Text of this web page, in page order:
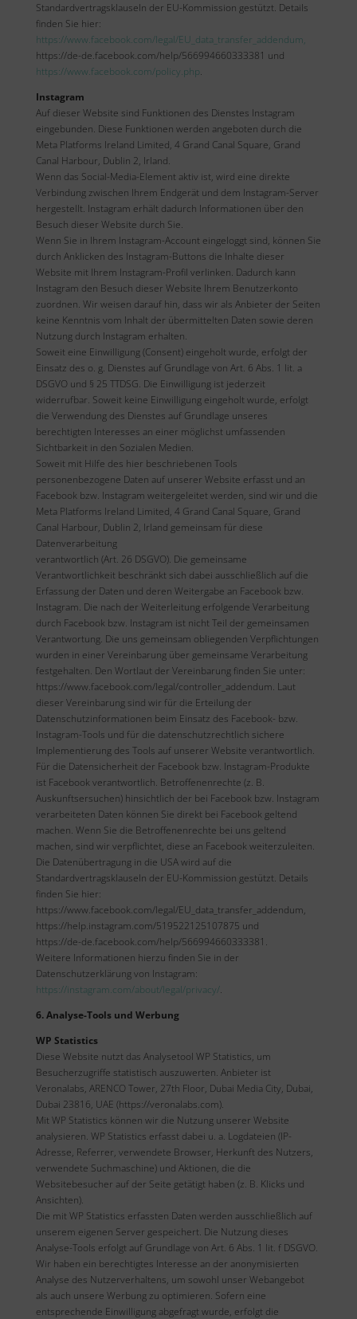
Standardvertragsklauseln der EU-Kommission gestützt. Details
finden Sie hier:
https://www.facebook.com/legal/EU_data_transfer_addendum,
https://de-de.facebook.com/help/566994660333381 und
https://www.facebook.com/policy.php.
Instagram
Auf dieser Website sind Funktionen des Dienstes Instagram
eingebunden. Diese Funktionen werden angeboten durch die
Meta Platforms Ireland Limited, 4 Grand Canal Square, Grand
Canal Harbour, Dublin 2, Irland.
Wenn das Social-Media-Element aktiv ist, wird eine direkte
Verbindung zwischen Ihrem Endgerät und dem Instagram-Server
hergestellt. Instagram erhält dadurch Informationen über den
Besuch dieser Website durch Sie.
Wenn Sie in Ihrem Instagram-Account eingeloggt sind, können Sie
durch Anklicken des Instagram-Buttons die Inhalte dieser
Website mit Ihrem Instagram-Profil verlinken. Dadurch kann
Instagram den Besuch dieser Website Ihrem Benutzerkonto
zuordnen. Wir weisen darauf hin, dass wir als Anbieter der Seiten
keine Kenntnis vom Inhalt der übermittelten Daten sowie deren
Nutzung durch Instagram erhalten.
Soweit eine Einwilligung (Consent) eingeholt wurde, erfolgt der
Einsatz des o. g. Dienstes auf Grundlage von Art. 6 Abs. 1 lit. a
DSGVO und § 25 TTDSG. Die Einwilligung ist jederzeit
widerrufbar. Soweit keine Einwilligung eingeholt wurde, erfolgt
die Verwendung des Dienstes auf Grundlage unseres
berechtigten Interesses an einer möglichst umfassenden
Sichtbarkeit in den Sozialen Medien.
Soweit mit Hilfe des hier beschriebenen Tools
personenbezogene Daten auf unserer Website erfasst und an
Facebook bzw. Instagram weitergeleitet werden, sind wir und die
Meta Platforms Ireland Limited, 4 Grand Canal Square, Grand
Canal Harbour, Dublin 2, Irland gemeinsam für diese
Datenverarbeitung
verantwortlich (Art. 26 DSGVO). Die gemeinsame
Verantwortlichkeit beschränkt sich dabei ausschließlich auf die
Erfassung der Daten und deren Weitergabe an Facebook bzw.
Instagram. Die nach der Weiterleitung erfolgende Verarbeitung
durch Facebook bzw. Instagram ist nicht Teil der gemeinsamen
Verantwortung. Die uns gemeinsam obliegenden Verpflichtungen
wurden in einer Vereinbarung über gemeinsame Verarbeitung
festgehalten. Den Wortlaut der Vereinbarung finden Sie unter:
https://www.facebook.com/legal/controller_addendum. Laut
dieser Vereinbarung sind wir für die Erteilung der
Datenschutzinformationen beim Einsatz des Facebook- bzw.
Instagram-Tools und für die datenschutzrechtlich sichere
Implementierung des Tools auf unserer Website verantwortlich.
Für die Datensicherheit der Facebook bzw. Instagram-Produkte
ist Facebook verantwortlich. Betroffenenrechte (z. B.
Auskunftsersuchen) hinsichtlich der bei Facebook bzw. Instagram
verarbeiteten Daten können Sie direkt bei Facebook geltend
machen. Wenn Sie die Betroffenenrechte bei uns geltend
machen, sind wir verpflichtet, diese an Facebook weiterzuleiten.
Die Datenübertragung in die USA wird auf die
Standardvertragsklauseln der EU-Kommission gestützt. Details
finden Sie hier:
https://www.facebook.com/legal/EU_data_transfer_addendum,
https://help.instagram.com/519522125107875 und
https://de-de.facebook.com/help/566994660333381.
Weitere Informationen hierzu finden Sie in der
Datenschutzerklärung von Instagram:
https://instagram.com/about/legal/privacy/.
6. Analyse-Tools und Werbung
WP Statistics
Diese Website nutzt das Analysetool WP Statistics, um
Besucherzugriffe statistisch auszuwerten. Anbieter ist
Veronalabs, ARENCO Tower, 27th Floor, Dubai Media City, Dubai,
Dubai 23816, UAE (https://veronalabs.com).
Mit WP Statistics können wir die Nutzung unserer Website
analysieren. WP Statistics erfasst dabei u. a. Logdateien (IP-
Adresse, Referrer, verwendete Browser, Herkunft des Nutzers,
verwendete Suchmaschine) und Aktionen, die die
Websitebesucher auf der Seite getätigt haben (z. B. Klicks und
Ansichten).
Die mit WP Statistics erfassten Daten werden ausschließlich auf
unserem eigenen Server gespeichert. Die Nutzung dieses
Analyse-Tools erfolgt auf Grundlage von Art. 6 Abs. 1 lit. f DSGVO.
Wir haben ein berechtigtes Interesse an der anonymisierten
Analyse des Nutzerverhaltens, um sowohl unser Webangebot
als auch unsere Werbung zu optimieren. Sofern eine
entsprechende Einwilligung abgefragt wurde, erfolgt die